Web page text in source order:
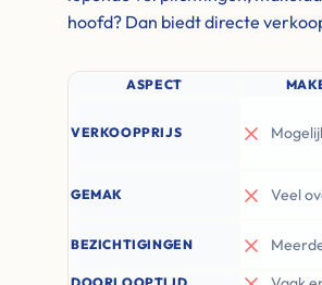
hoofd? Dan biedt directe
ASPECT
VERKOOPPRIJS
GEMAK Veel
BEZICHTIGINGEN